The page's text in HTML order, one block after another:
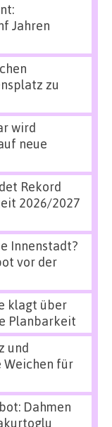
Jahren
zu
wird
neue
Rekord
2026/2027
Innenstadt?
vor der
klagt über
Planbarkeit
und
Weichen für
Dahmen